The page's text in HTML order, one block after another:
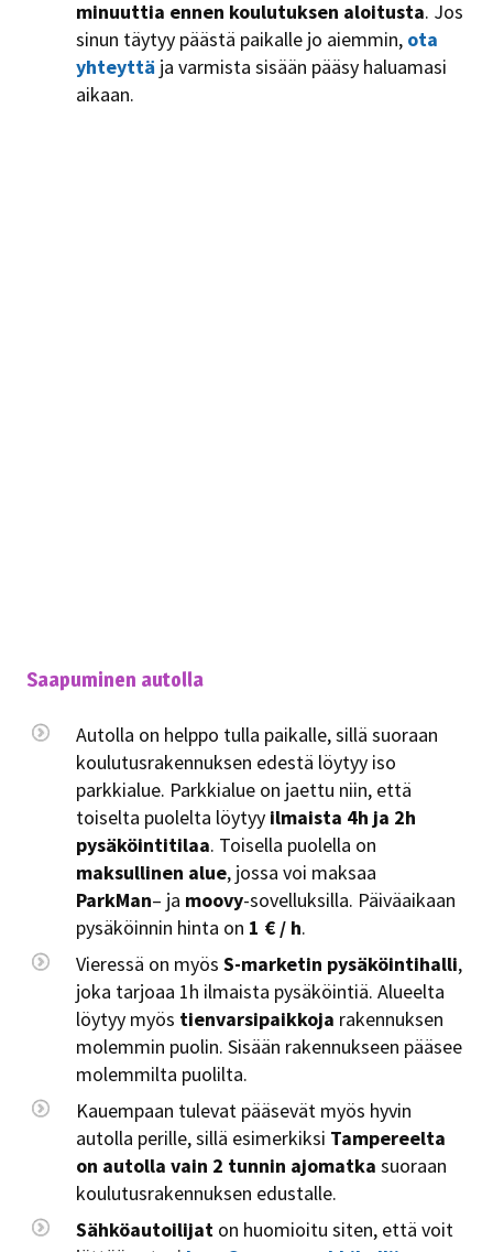
minuuttia ennen koulutuksen aloitusta. Jos
sinun täytyy päästä paikalle jo aiemmin, ota
yhteyttä ja varmista sisään pääsy haluamasi
aikaan.
Saapuminen autolla
Autolla on helppo tulla paikalle, sillä suoraan
koulutusrakennuksen edestä löytyy iso
parkkialue. Parkkialue on jaettu niin, että
toiselta puolelta löytyy ilmaista 4h ja 2h
pysäköintitilaa. Toisella puolella on
maksullinen alue, jossa voi maksaa
ParkMan– ja moovy-sovelluksilla. Päiväaikaan
pysäköinnin hinta on 1 € / h.
Vieressä on myösS-marketin pysäköintihalli,
joka tarjoaa 1h ilmaista pysäköintiä. Alueelta
löytyy myös tienvarsipaikkoja rakennuksen
molemmin puolin. Sisään rakennukseen pääsee
molemmilta puolilta.
Kauempaan tulevat pääsevät myös hyvin
autolla perille, sillä esimerkiksi Tampereelta
on autolla vain 2 tunnin ajomatka suoraan
koulutusrakennuksen edustalle.
Sähköautoilijat on huomioitu siten, että voit